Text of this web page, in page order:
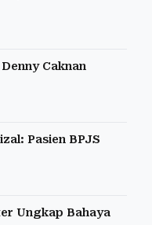
Caknan
Pasien BPJS
Ungkap Bahaya